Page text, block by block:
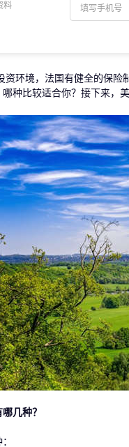
爱尔兰高管居留计划
料
境，法国有健全的保险制
种比较适合你？接下来，
几种？